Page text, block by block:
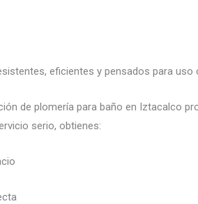
eficientes y pensados para uso
de plomería para baño en Iztacalco
serio, obtienes: